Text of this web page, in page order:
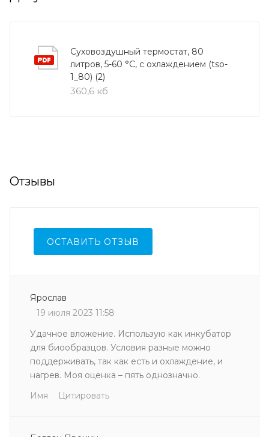
Суховоздушный термостат, 80
литров, 5-60 °С, с охлаждением (tso-
1_80) (2)
360,6 кб
Отзывы
ОСТАВИТЬ ОТЗЫВ
Ярослав
19 июля 2023 11:58
Удачное вложение. Использую как инкубатор
для биообразцов. Условия разные можно
поддерживать, так как есть и охлаждение, и
нагрев. Моя оценка – пять однозначно.
Имя
Цитировать